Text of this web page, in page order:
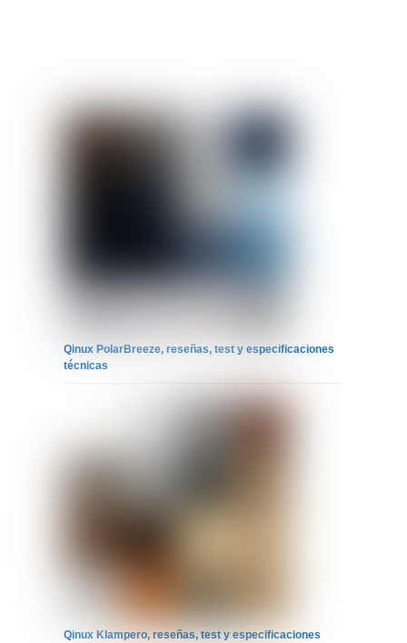
Qinux PolarBreeze, reseñas, test y especificaciones
técnicas
Qinux Klampero, reseñas, test y especificaciones